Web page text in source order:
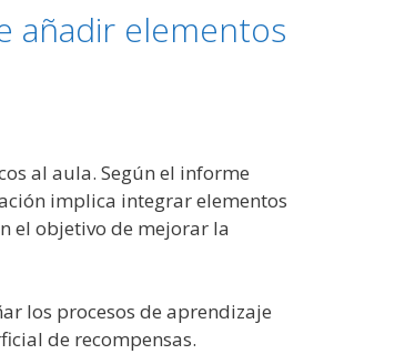
añadir elementos
al aula. Según el informe
implica integrar elementos
el objetivo de mejorar la
los procesos de aprendizaje
de recompensas.